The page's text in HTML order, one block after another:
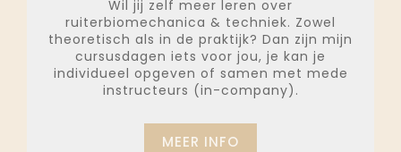
Wil jij zelf meer leren over
ruiterbiomechanica & techniek. Zowel
theoretisch als in de praktijk? Dan zijn mijn
cursusdagen iets voor jou, je kan je
individueel opgeven of samen met mede
instructeurs (in-company).
MEER INFO